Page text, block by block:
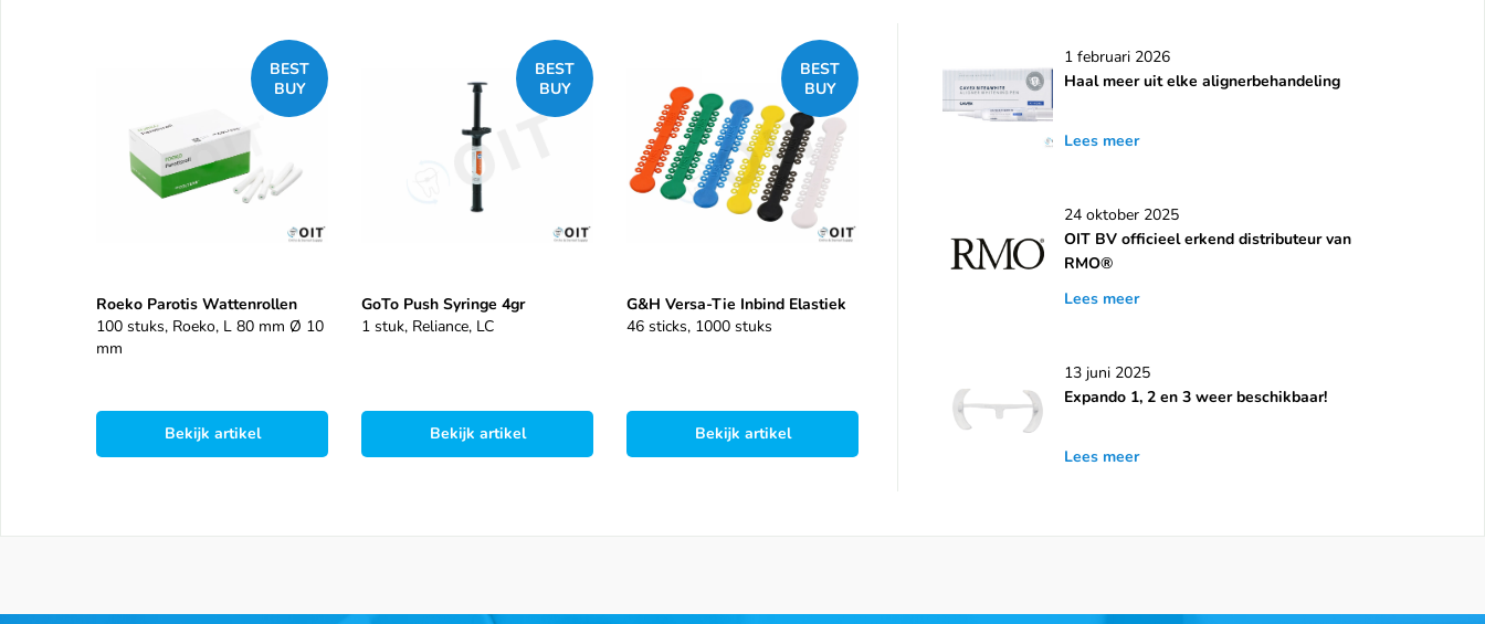
BEST
BUY
Roeko Parotis Wattenrollen
100 stuks, Roeko, L 80 mm Ø 10
mm
Bekijk artikel
BEST
BUY
GoTo Push Syringe 4gr
1 stuk, Reliance, LC
Bekijk artikel
BEST
BUY
G&H Versa-Tie Inbind Elastiek
46 sticks, 1000 stuks
Bekijk artikel
1 februari 2026
Haal meer uit elke alignerbehandeling
Lees meer
24 oktober 2025
OIT BV officieel erkend distributeur van
RMO®
Lees meer
13 juni 2025
Expando 1, 2 en 3 weer beschikbaar!
Lees meer